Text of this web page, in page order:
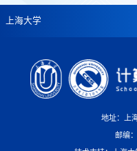
上海大学
地址：上
邮编